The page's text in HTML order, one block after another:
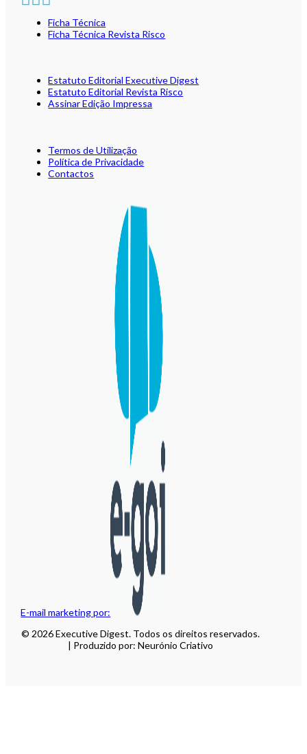
E-mail marketing por:
Ficha Técnica
Ficha Técnica Revista Risco
Estatuto Editorial Executive Digest
Estatuto Editorial Revista Risco
Assinar Edição Impressa
Termos de Utilização
Política de Privacidade
Contactos
© 2026 Executive Digest. Todos os direitos reservados.
| Produzido por: Neurónio Criativo